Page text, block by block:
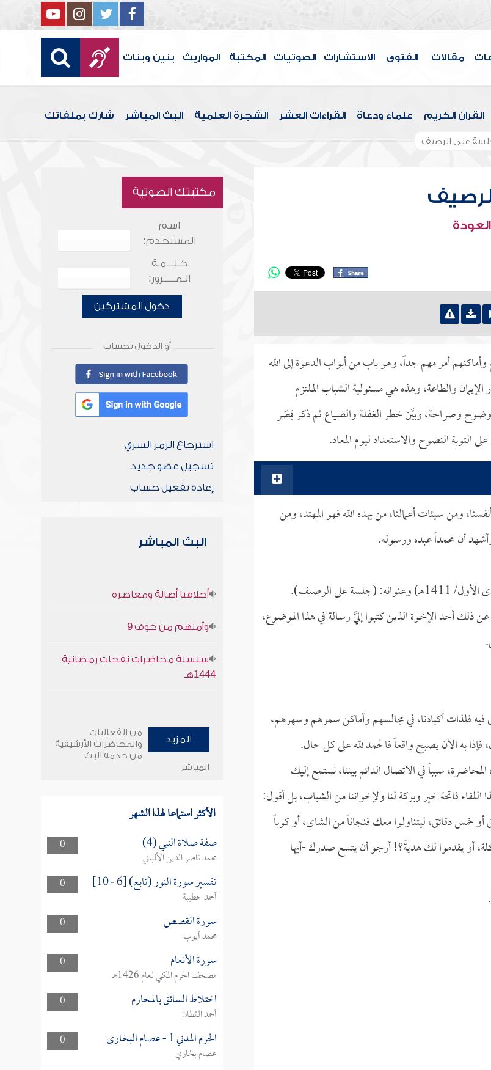
مقالات الفتوى الاستشارات الصوتيات المكتبة المواريث بنين وبنات
القرآن الكريم علماء ودعاة القراءات العشر الشجرة العلمية البث المباشر شارك بملفاتك
على الرصيف
أمر مهم جداً، وهو باب من أبواب الدعوة إلى الله
والطاعة، وهذه هي مسئولية الشباب الملتزم
وضوح وصراحة، وبيَّن خطر الغفلة والضياع ثم ذكر قِصَر
النصوح والاستعداد ليوم المعاد.
ومن سيئات أعمالنا، من يهده الله فهو المهتد، ومن
أن محمداً عبده ورسوله.
ذلك أحد الإخوة الذين كتبوا إليَّ رسالة في هذا الموضوع،
فلذات أكبادنا، في مجالسهم وأماكن سمرهم وسهرهم،
به الآن يصبح واقعاً فالحمد لله على كل حال.
سبباً في الاتصال الدائم بيننا، نستمع إليك
فاتحة خير وبركة لنا ولإخواننا من الشباب، بل أقول:
دقائق، ليتناولوا معك فنجاناً من الشاي، أو كوباً
أو يقدموا لك هديةً؟! أرجو أن يتسع صدرك -أيها
مكتبتك الصوتية
اسم
المستخدم:
كـلـــمـة
الـمـــــرور:
دخول المشتركين
أو الدخول بحساب
استرجاع الرمز السري
تسجيل عضو جديد
إعادة تفعيل حساب
البث المباشر
أخلاقنا أصالة ومعاصرة
وأمنهم من خوف 9
سلسلة محاضرات نفحات رمضانية
1444هـ
المزيد
من الفعاليات
والمحاضرات الأرشيفية
من خدمة البث
المباشر
الأكثر استماعا لهذا الشهر
0 صفة صلاة النبي (4)
محمد ناصر الدين الألباني
0
تفسير سورة النور (تابع) [6 - 10]
أحمد حطيبة
0
سورة القصص
محمد أيوب
0
سورة الأنعام
مصحف الحرم المكي لعام 1426هـ
0
اختلاط السائق بالمحارم
أحمد القطان
0
الحرم المدني 1 - عصام البخارى
عصام بخاري